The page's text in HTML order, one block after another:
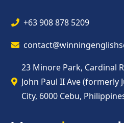
+63 908 878 5209
23 Minore Park, Cardinal
John Paul II Ave (formerly
City, 6000 Cebu,